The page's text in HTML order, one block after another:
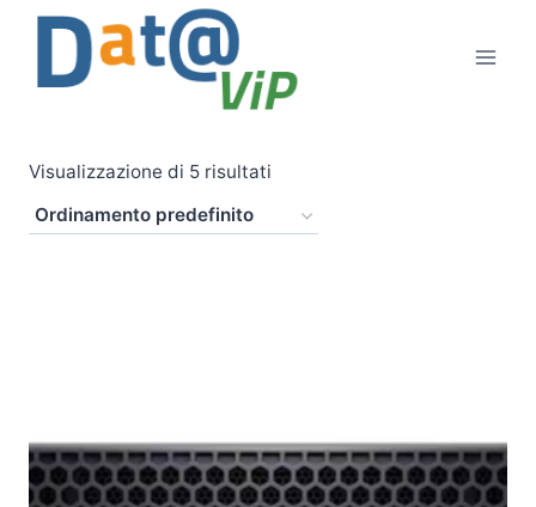
Salta
contenuto
Visualizzazione di 5 risultati